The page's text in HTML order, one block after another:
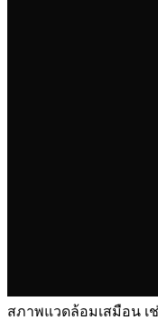
สภาพแวดล้อมเสมือน เ